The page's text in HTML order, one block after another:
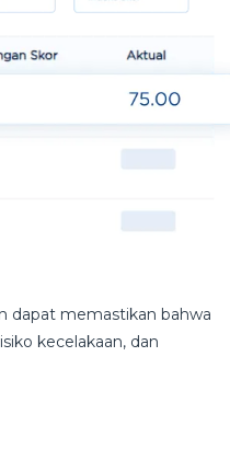
dapat memastikan bahwa
kecelakaan, dan